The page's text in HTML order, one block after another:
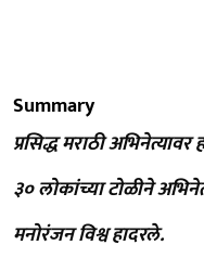
Summary
प्रसिद्ध मराठी अभिनेत्यावर
३० लोकांच्या टोळीने
मनोरंजन विश्व हादरले.